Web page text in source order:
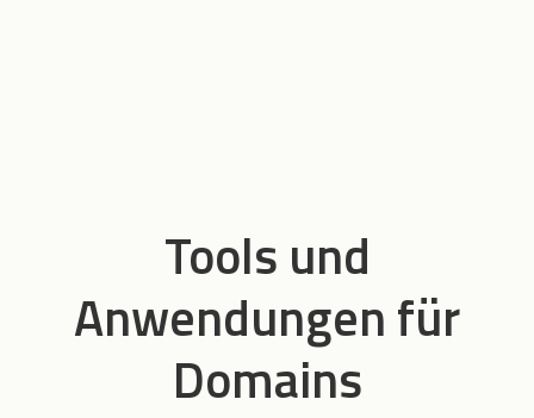
Tools und
Anwendungen für
Domains